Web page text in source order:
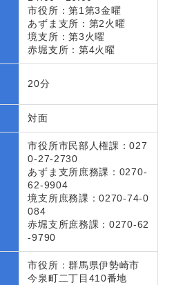
市役所：第1第3金曜
あずま支所：第2火曜
境支所：第3火曜
赤堀支所：第4火曜
20分
対面
市役所市民部人権課：027
0-27-2730
あずま支所庶務課：0270-
62-9904
境支所庶務課：0270-74-0
084
赤堀支所庶務課：0270-62
-9790
市役所：群馬県伊勢崎市
今泉町二丁目410番地